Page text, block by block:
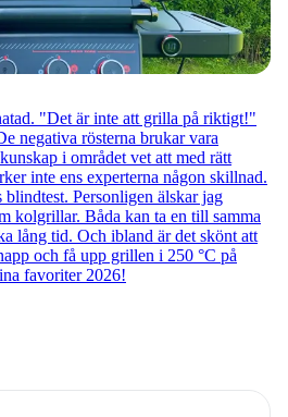
"Det är inte att grilla på riktigt!"
negativa rösterna brukar vara
i området vet att med rätt
inte ens experterna någon skillnad.
Personligen älskar jag
kolgrillar. Båda kan ta en till samma
lång tid. Och ibland är det skönt att
och få upp grillen i 250 °C på
favoriter 2026!